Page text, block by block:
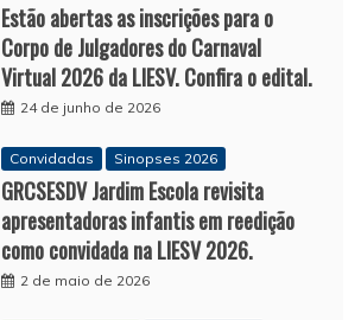
Estão abertas as inscrições para o
Corpo de Julgadores do Carnaval
Virtual 2026 da LIESV. Confira o edital.
24 de junho de 2026
Convidadas Sinopses 2026
GRCSESDV Jardim Escola revisita
apresentadoras infantis em reedição
como convidada na LIESV 2026.
2 de maio de 2026